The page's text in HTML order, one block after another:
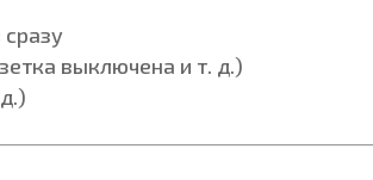
выключена и т. д.)